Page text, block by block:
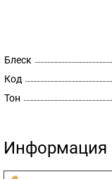
Блеск
Код
Тон
Информация